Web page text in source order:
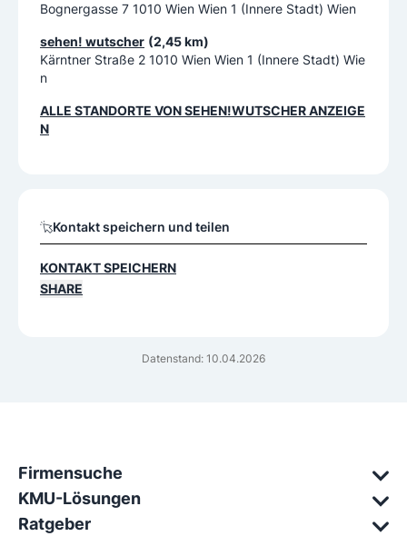
Datenstand: 10.04.2026
Bognergasse 7 1010 Wien Wien 1 (Innere Stadt) Wien
sehen! wutscher (2,45 km)
Kärntner Straße 2 1010 Wien Wien 1 (Innere Stadt) Wie
n
ALLE STANDORTE VONSEHEN!WUTSCHERANZEIGE
N
Kontakt speichern und teilen
KONTAKT SPEICHERN
SHARE
Firmensuche
KMU-Lösungen
Ratgeber